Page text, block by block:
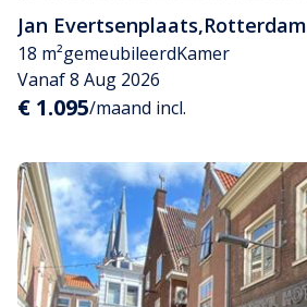
Jan Evertsenplaats,Rotterdam
18 m²gemeubileerdKamer
Vanaf 8 Aug 2026
€ 1.095/maand incl.